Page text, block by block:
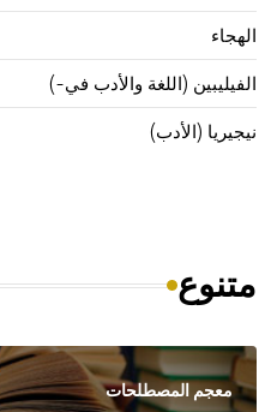
الهجاء
الفيليبين (اللغة والأدب في-)
نيجيريا (الأدب)
متنوع
معجم المصطلحات